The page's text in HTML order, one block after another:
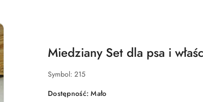
Miedziany Set dla psa i
Symbol: 215
Dostępność:Mało